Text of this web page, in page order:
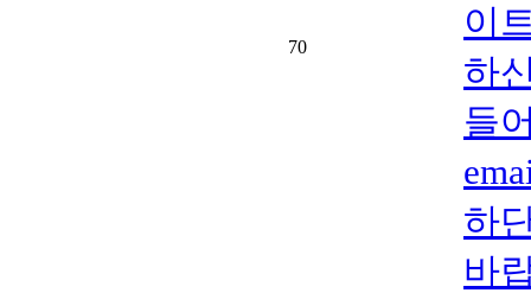
70
이
하
들
하
바